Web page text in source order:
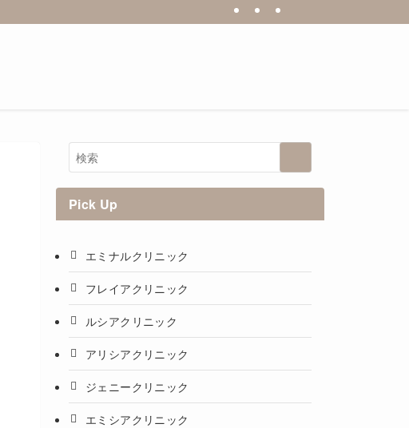
Pick Up
エミナルクリニック
フレイアクリニック
ルシアクリニック
アリシアクリニック
ジェニークリニック
エミシアクリニック